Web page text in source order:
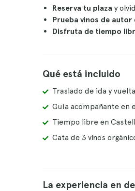
Reserva tu plaza y
Prueba vinos de autor
Disfruta de tiempo
Qué está incluido
Traslado de ida y
Guía acompañante en
Tiempo libre en
Cata de 3 vinos
La experiencia en